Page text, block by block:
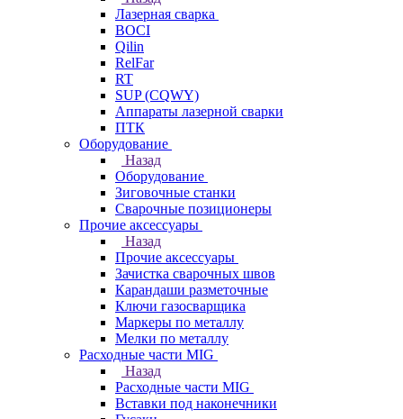
Лазерная сварка
BOCI
Qilin
RelFar
RT
SUP (CQWY)
Аппараты лазерной сварки
ПТК
Оборудование
Назад
Оборудование
Зиговочные станки
Сварочные позиционеры
Прочие аксессуары
Назад
Прочие аксессуары
Зачистка сварочных швов
Карандаши разметочные
Ключи газосварщика
Маркеры по металлу
Мелки по металлу
Расходные части MIG
Назад
Расходные части MIG
Вставки под наконечники